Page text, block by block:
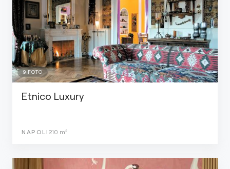
9 FOTO
Etnico Luxury
NAPOLI 210 m²